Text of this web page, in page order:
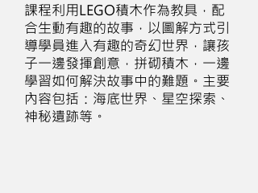
課程利用LEGO積木作為教具，配
合生動有趣的故事，以圖解方式引
導學員進入有趣的奇幻世界，讓孩
子一邊發揮創意，拼砌積木，一邊
學習如何解決故事中的難題。主要
內容包括：海底世界、星空探索、
神秘遺跡等。